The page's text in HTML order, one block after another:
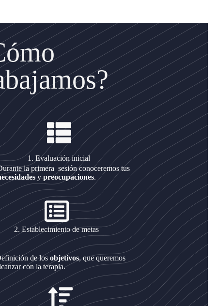
1. Evaluación inicial
la primera sesión conoceremos tus
ypreocupaciones.
2. Establecimiento de metas
de los objetivos, que queremos
con la terapia.